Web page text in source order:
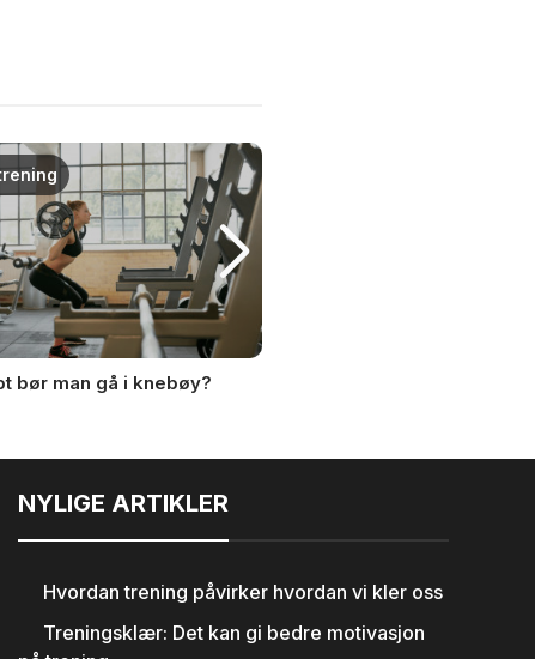
bør man gå i knebøy?
NYLIGE ARTIKLER
Hvordan trening påvirker hvordan vi kler oss
Treningsklær: Det kan gi bedre motivasjon